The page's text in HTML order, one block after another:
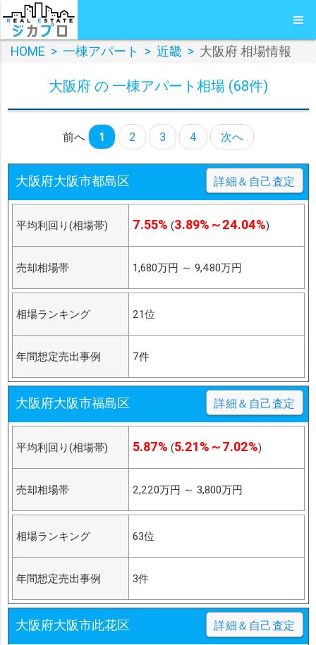
HOME > 一棟アパート > 近畿 > 大阪府 相場情報
大阪府 の 一棟アパート相場 (68件)
前へ 1 2 3 4 次へ
大阪府大阪市都島区 詳細＆自己査定
平均利回り(相場帯) 7.55% (3.89%～24.04%)
売却相場帯 1,680万円 ～ 9,480万円
相場ランキング 21位
年間想定売出事例 7件
大阪府大阪市福島区 詳細＆自己査定
平均利回り(相場帯) 5.87% (5.21%～7.02%)
売却相場帯 2,220万円 ～ 3,800万円
相場ランキング 63位
年間想定売出事例 3件
大阪府大阪市此花区 詳細＆自己査定